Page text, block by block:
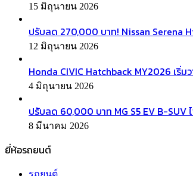
15 มิถุนายน 2026
ปรับลด 270,000 บาท! Nissan Serena
12 มิถุนายน 2026
Honda CIVIC Hatchback MY2026 เริ่
4 มิถุนายน 2026
ปรับลด 60,000 บาท MG S5 EV B-SUV
8 มีนาคม 2026
ยี่ห้อรถยนต์
รถยนต์